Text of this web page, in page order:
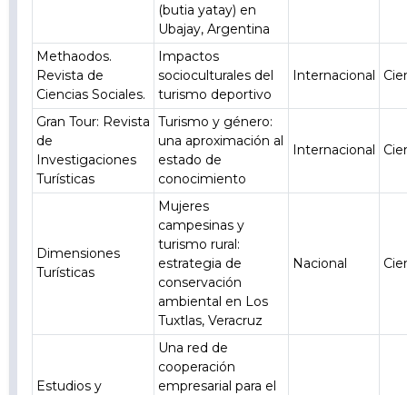
(butia yatay) en
Ubajay, Argentina
Methaodos.
Revista de
Ciencias Sociales.
Impactos
socioculturales del
turismo deportivo
Internacional
Gran Tour: Revista
de
Investigaciones
Turísticas
Turismo y género:
una aproximación al
estado de
conocimiento
Internacional
Dimensiones
Turísticas
Mujeres
campesinas y
turismo rural:
estrategia de
conservación
ambiental en Los
Tuxtlas, Veracruz
Nacional
Estudios y
Una red de
cooperación
empresarial para el